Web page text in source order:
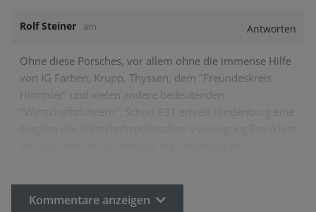
Rolf Steiner am Antworten
Ohne diese Porsches, vor allem ohne die immense Hilfe
von IG Farben, Krupp, Thyssen, dem "Freundeskreis
Himmler" und vielen andere bedeutenden
Kommentare anzeigen